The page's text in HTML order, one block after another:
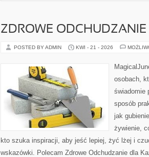
ZDROWE
POSTED BY ADMIN KWI - 21 - 2026
osobach,
świadomie
sposób
jak
żywienie,
kto szuka inspiracji, aby jeść lepiej, żyć lżej i
wskazówki. Polecam Zdrowe Odchudzanie dla